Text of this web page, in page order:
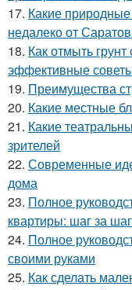
17. Какие
недалеко от
18. Как отмыть
эффективные
19. Преимущества
20. Какие местные
21. Какие
зрителей
22. Современные
дома
23. Полное
квартиры: шаг за
24. Полное
своими руками
25. Как сделать